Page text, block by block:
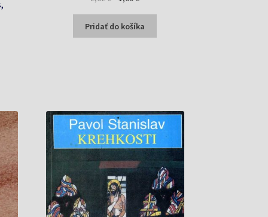
bola:
2,62 €.
je:
1,60 €.
Pridať do košíka